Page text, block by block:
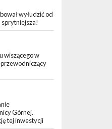
wyłudzić od
sprytniejsza!
wiszącego w
Górnej.
tej inwestycji